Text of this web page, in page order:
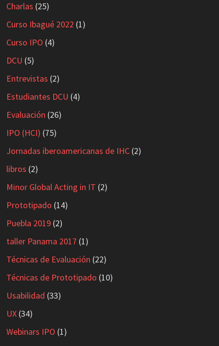
Charlas (25)
Curso Ibagué 2022 (1)
Curso IPO (4)
DCU (5)
Entrevistas (2)
Estudiantes DCU (4)
Evaluación (26)
IPO (HCI) (75)
Jornadas iberoamericanas de IHC(2)
libros (2)
Minor Global Acting in IT (2)
Prototipado (14)
Puebla 2019(2)
taller Panama 2017 (1)
Técnicas de Evaluación (22)
Técnicas de Prototipado (10)
Usabilidad (33)
UX(34)
Webinars IPO (1)